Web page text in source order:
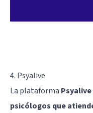
4. Psyalive
La plataforma
psicólogos que